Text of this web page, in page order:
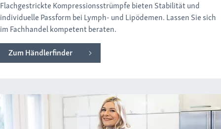
Flachgestrickte Kompressionsstrümpfe bieten Stabilität und
individuelle Passform bei Lymph- und Lipödemen. Lassen Sie sich
im Fachhandel kompetent beraten.
Zum Händlerfinder